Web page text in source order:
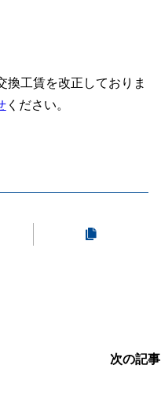
工賃を改正しておりま
ください。
次の記事